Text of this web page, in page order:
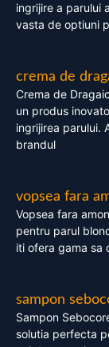
ingrijire a parului
vasta de optiuni
crema de
Crema de
un produs
ingrijirea parului.
brandul
vopsea fara
Vopsea fara
pentru parul
iti ofera gama sa
sampon
Sampon
solutia perfecta